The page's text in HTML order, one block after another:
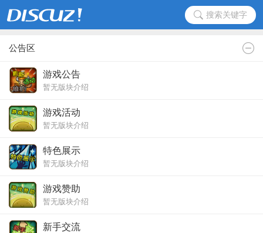
搜索关键字
公告区
游戏公告
暂无版块介绍
游戏活动
暂无版块介绍
特色展示
暂无版块介绍
游戏赞助
暂无版块介绍
新手交流